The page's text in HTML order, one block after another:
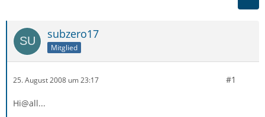
subzero17
Mitglied
25. August 2008 um 23:17 #1
Hi@all...